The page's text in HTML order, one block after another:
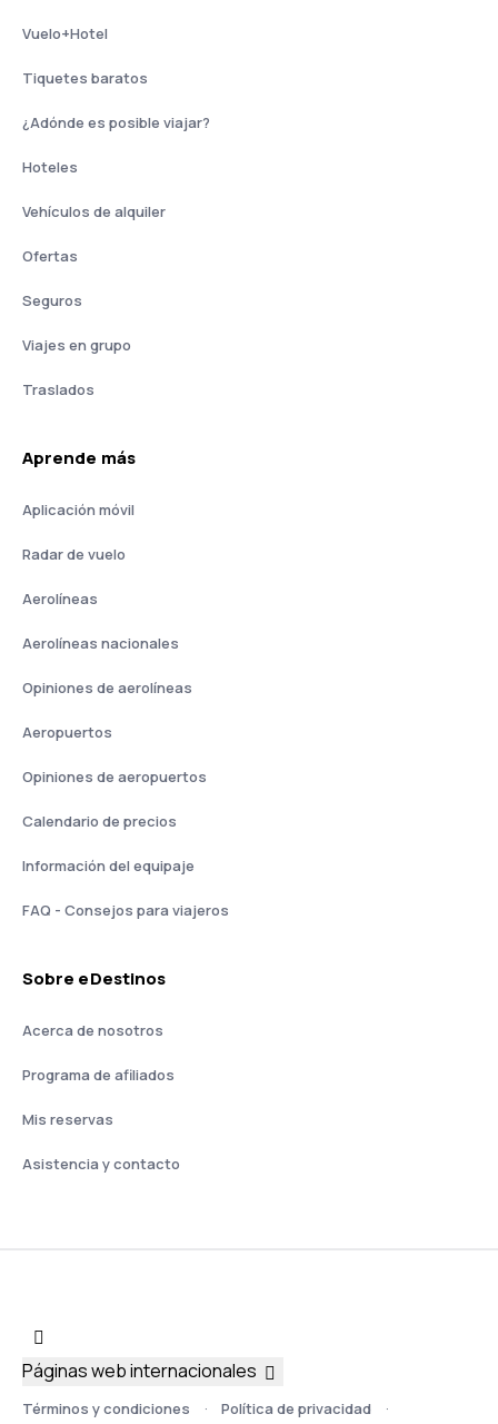
Vuelo+Hotel
Tiquetes baratos
¿Adónde es posible viajar?
Hoteles
Vehículos de alquiler
Ofertas
Seguros
Viajes en grupo
Traslados
Aprende más
Aplicación móvil
Radar de vuelo
Aerolíneas
Aerolíneas nacionales
Opiniones de aerolíneas
Aeropuertos
Opiniones de aeropuertos
Calendario de precios
Información del equipaje
FAQ - Consejos para viajeros
Sobre eDestinos
Acerca de nosotros
Programa de afiliados
Mis reservas
Asistencia y contacto
Términos y condiciones Política de privacidad
Páginas web internacionales